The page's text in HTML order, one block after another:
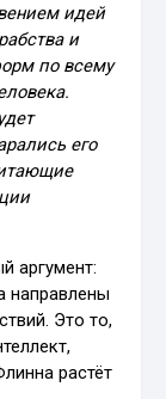
идей
и
по всему
его
аргумент:
направлены
Это то,
растёт